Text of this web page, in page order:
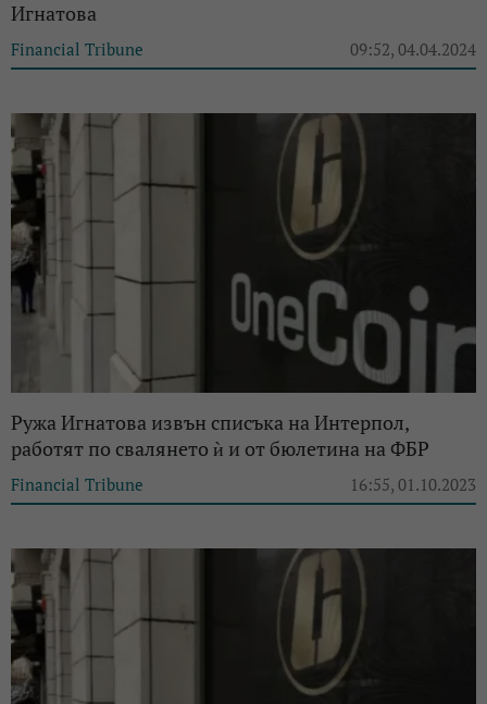
Игнатова
Financial Tribune 09:52, 04.04.2024
Ружа Игнатова извън списъка на Интерпол,
работят по свалянето ѝ и от бюлетина на ФБР
Financial Tribune 16:55, 01.10.2023